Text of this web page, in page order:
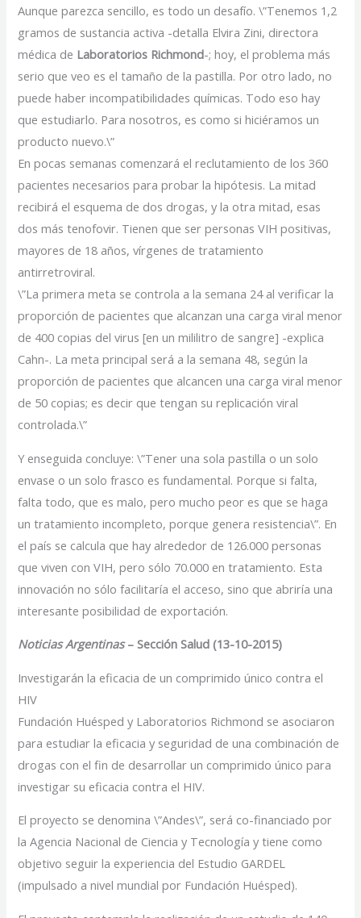
Aunque parezca sencillo, es todo un desafío. \”Tenemos 1,2
gramos de sustancia activa -detalla Elvira Zini, directora
médica de Laboratorios Richmond-; hoy, el problema más
serio que veo es el tamaño de la pastilla. Por otro lado, no
puede haber incompatibilidades químicas. Todo eso hay
que estudiarlo. Para nosotros, es como si hiciéramos un
producto nuevo.\”
En pocas semanas comenzará el reclutamiento de los 360
pacientes necesarios para probar la hipótesis. La mitad
recibirá el esquema de dos drogas, y la otra mitad, esas
dos más tenofovir. Tienen que ser personas VIH positivas,
mayores de 18 años, vírgenes de tratamiento
antirretroviral.
\”La primera meta se controla a la semana 24 al verificar la
proporción de pacientes que alcanzan una carga viral menor
de 400 copias del virus [en un mililitro de sangre] -explica
Cahn-. La meta principal será a la semana 48, según la
proporción de pacientes que alcancen una carga viral menor
de 50 copias; es decir que tengan su replicación viral
controlada.\”
Y enseguida concluye: \”Tener una sola pastilla o un solo
envase o un solo frasco es fundamental. Porque si falta,
falta todo, que es malo, pero mucho peor es que se haga
un tratamiento incompleto, porque genera resistencia\”. En
el país se calcula que hay alrededor de 126.000 personas
que viven con VIH, pero sólo 70.000 en tratamiento. Esta
innovación no sólo facilitaría el acceso, sino que abriría una
interesante posibilidad de exportación.
Noticias Argentinas– Sección Salud (13-10-2015)
Investigarán la eficacia de un comprimido único contra el
HIV
Fundación Huésped y Laboratorios Richmond se asociaron
para estudiar la eficacia y seguridad de una combinación de
drogas con el fin de desarrollar un comprimido único para
investigar su eficacia contra el HIV.
El proyecto se denomina \”Andes\”, será co-financiado por
la Agencia Nacional de Ciencia y Tecnología y tiene como
objetivo seguir la experiencia del Estudio GARDEL
(impulsado a nivel mundial por Fundación Huésped).